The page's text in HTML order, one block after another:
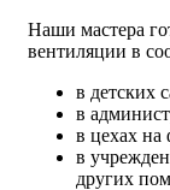
Наши мастера
вентиляции в
в детских
в
в цехах на
в
других